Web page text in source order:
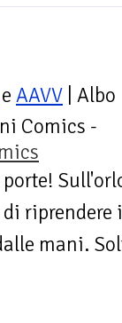
e AAVV | Albo
Comics -
porte!
mani.